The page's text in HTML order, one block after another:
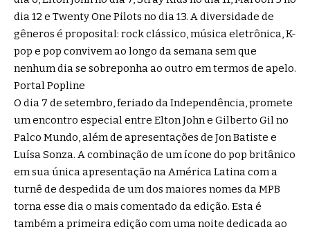
dia 12 e Twenty One Pilots no dia 13. A diversidade de
gêneros é proposital: rock clássico, música eletrônica, K-
pop e pop convivem ao longo da semana sem que
nenhum dia se sobreponha ao outro em termos de apelo.
Portal Popline
O dia 7 de setembro, feriado da Independência, promete
um encontro especial entre Elton John e Gilberto Gil no
Palco Mundo, além de apresentações de Jon Batiste e
Luísa Sonza. A combinação de um ícone do pop britânico
em sua única apresentação na América Latina com a
turnê de despedida de um dos maiores nomes da MPB
torna esse dia o mais comentado da edição. Esta é
também a primeira edição com uma noite dedicada ao